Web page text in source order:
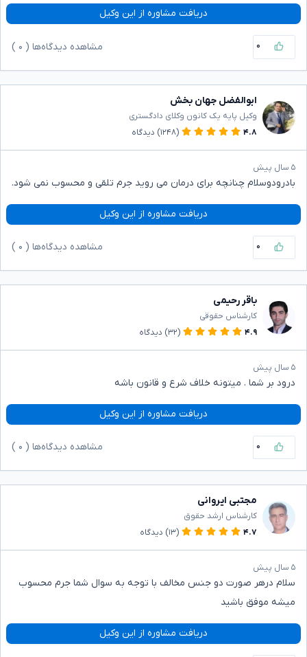
دریافت مشاوره از این وکیل
۰ مشاهده دیدگاه‌ها ( ۰
ابوالفضل جهان بخش
وکیل پایه یک کانون وکلای دادگستری
۴.۸
(۱۲۴۸) دیدگاه
۵ سال پیش
بادرودوسلام چنانچه برای درمان می روید جرم تلقی و محسوب نمی شود.
دریافت مشاوره از این وکیل
۰ مشاهده دیدگاه‌ها ( ۰
باقر رحیمی
کارشناس حقوقی
۴.۹
(۳۲) دیدگاه
۵ سال پیش
درود بر شما . میتونه خلاف شرع و قانون باشه
دریافت مشاوره از این وکیل
۰ مشاهده دیدگاه‌ها ( ۰
مجتبی ایروانی
کارشناس ارشد حقوق
۴.۷
(۱۳) دیدگاه
۵ سال پیش
سلام درهر صورت دو جنس مخالف با توجه به سوال شما جرم محسوب
میشه موفق باشید
دریافت مشاوره از این وکیل